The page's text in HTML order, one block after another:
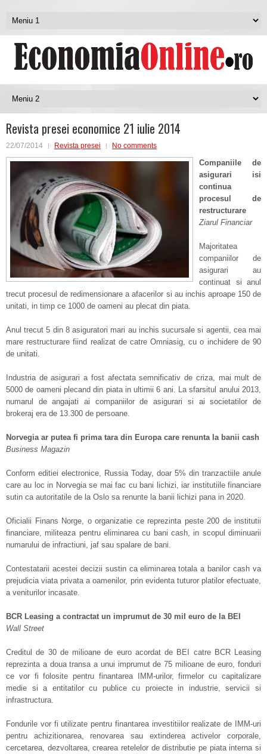
Revista presei economice 21 iulie 2014
22/07/2014 Revista presei No comments
Companiile de
asigurari isi
continua
procesul de
restructurare
Ziarul Financiar
Majoritatea
companiilor de
asigurari au
continuat si anul
trecut procesul de redimensionare a afacerilor si au inchis aproape 150 de
unitati, in timp ce 1000 de oameni au plecat din piata.
Anul trecut 5 din 8 asiguratori mari au inchis sucursale si agentii, cea mai
mare restructurare fiind realizat de catre Omniasig, cu o inchidere de 90
de unitati.
Industria de asigurari a fost afectata semnificativ de criza, mai mult de
5000 de oameni plecand din piata in ultimii 6 ani. La sfarsitul anului 2013,
numarul de angajati ai companiilor de asigurari si ai societatilor de
brokeraj era de 13.300 de persoane.
Norvegia ar putea fi prima tara din Europa care renunta la banii cash
Business Magazin
Conform editiei electronice, Russia Today, doar 5% din tranzactiile anule
care au loc in Norvegia se mai fac cu bani lichizi, iar institutiile financiare
sutin ca autoritatile de la Oslo sa renunte la banii lichizi pana in 2020.
Oficialii Finans Norge, o organizatie ce reprezinta peste 200 de institutii
financiare, militeaza pentru eliminarea cu bani cash, in scopul diminuarii
numarului de infractiuni, jaf sau spalare de bani.
Contestatarii acestei decizii sustin ca eliminarea totala a banilor cash va
prejudicia viata privata a oamenilor, prin evidenta tuturor platilor efectuate,
a veniturilor incasate.
BCR Leasing a contractat un imprumut de 30 mil euro de la BEI
Wall Street
Creditul de 30 de milioane de euro acordat de BEI catre BCR Leasing
reprezinta a doua transa a unui imprumut de 75 milioane de euro, fonduri
ce vor fi folosite pentru finantarea IMM-urilor, firmelor cu capitalizare
medie si a entitatilor cu publice cu proiecte in industrie, servicii si
infrastructura.
Fondurile vor fi utilizate pentru finantarea investitiilor realizate de IMM-uri
pentru achizitionarea, renovarea sau extinderea activelor corporale,
cercetarea, dezvoltarea, crearea retelelor de distributie pe piata interna si